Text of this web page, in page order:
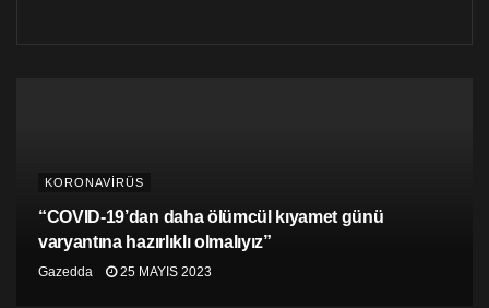
Gao’nun açıklamalarını Hong Kong merkezli South
China Post gazetesine değerlendiren Çinli aşı uzmanı
Tao Lina ise “Bizim aşılarımızın yarattığı antikor
seviyeleri mRNA aşılarından daha düşük ve etkinlik
KORONAVİRÜS
“COVID-19’dan daha ölümcül kıyamet günü
varyantına hazırlıklı olmalıyız”
Gazedda 25 MAYIS 2023